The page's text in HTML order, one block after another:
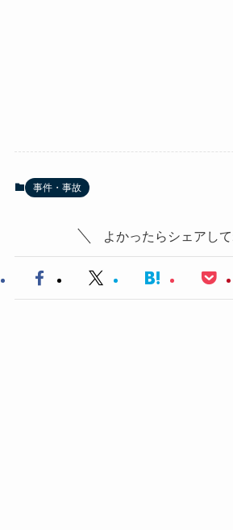
事件・事故
よかったらシェアして